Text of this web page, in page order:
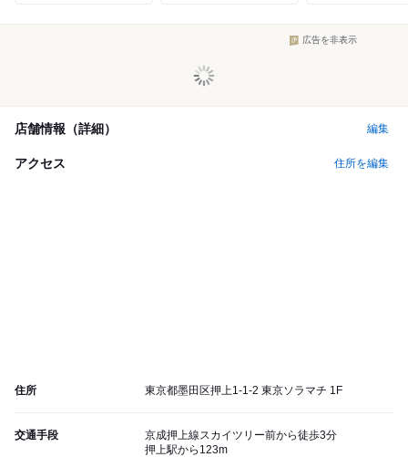
広告を非表示
店舗情報（詳細） 編集
アクセス 住所を編集
住所 東京都墨田区押上1-1-2 東京ソラマチ 1F
交通手段
京成押上線スカイツリー前から徒歩3分
押上駅から123m